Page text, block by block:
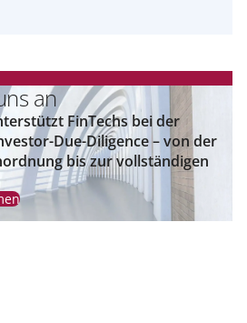
an
FinTechs bei der
Due-Diligence – von der
bis zur vollständigen